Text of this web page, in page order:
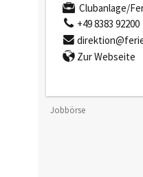
Clubanlage/
+49 8383 92200
Zur Webseite
Jobbörse